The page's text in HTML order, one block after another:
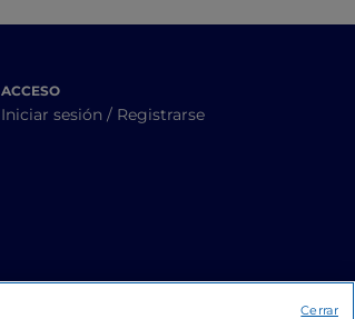
ACCESO
Iniciar sesión / Registrarse
Cerrar